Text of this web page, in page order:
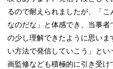
るので耐えられましたが、「
なのだな」と体感でき、当事
の少し理解できたように思い
い方法で発信していこう」と
画監修なども積極的に引き受け